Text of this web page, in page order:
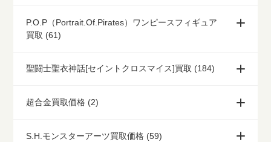
P.O.P（Portrait.Of.Pirates）ワンピースフィギュア
買取 (61)
聖闘士聖衣神話[セイントクロスマイス]買取 (184)
超合金買取価格 (2)
S.H.モンスターアーツ買取価格 (59)